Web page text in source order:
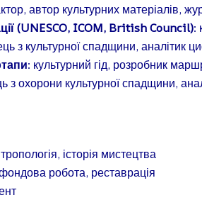
автор культурних матеріалів,
(UNESCO, ICOM, British Council):
з культурної спадщини, аналітик
: культурний гід, розробник
з охорони культурної спадщини,
історія мистецтва
робота, реставрація